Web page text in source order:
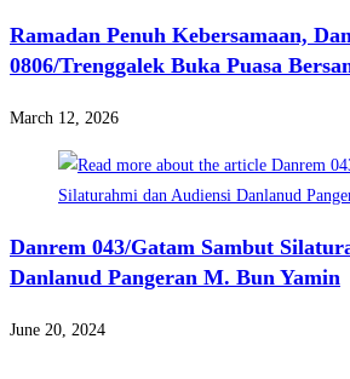
Ramadan Penuh Kebersamaan,
0806/Trenggalek Buka Puasa
March 12, 2026
Danrem 043/Gatam Sambut
Danlanud Pangeran M. Bun Yamin
June 20, 2024